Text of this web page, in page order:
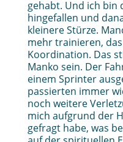
gehabt. Und ich bin
hingefallen und
kleinere Stürze.
mehr trainieren,
Koordination. Das
Manko sein. Der
einem Sprinter
passierten immer
noch weitere
mich aufgrund der
gefragt habe, was